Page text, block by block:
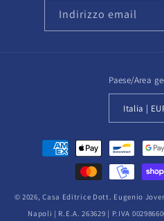
Indirizzo email
Paese/Area
Metodi
pagamento
© 2026,Casa Editrice Dott. Eugenio
Napoli | R.E.A. 263629 | P.IVA